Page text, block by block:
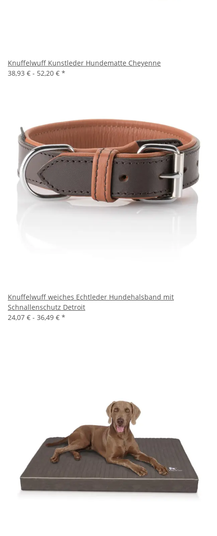
Knuffelwuff Kunstleder Hundematte Cheyenne
38,93 € - 52,20 € *
Knuffelwuff weiches Echtleder Hundehalsband mit
Schnallenschutz Detroit
24,07 € - 36,49 € *